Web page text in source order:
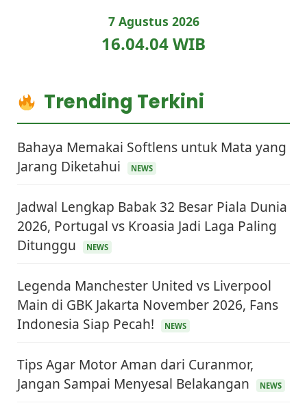
7 Agustus 2026
16.04.05 WIB
Trending Terkini
Bahaya Memakai Softlens untuk Mata yang
Jarang Diketahui
NEWS
Jadwal Lengkap Babak 32 Besar Piala Dunia
2026, Portugal vs Kroasia Jadi Laga Paling
Ditunggu
NEWS
Legenda Manchester United vs Liverpool
Main di GBK Jakarta November 2026, Fans
Indonesia Siap Pecah!
NEWS
Tips Agar Motor Aman dari Curanmor,
Jangan Sampai Menyesal Belakangan
NEWS